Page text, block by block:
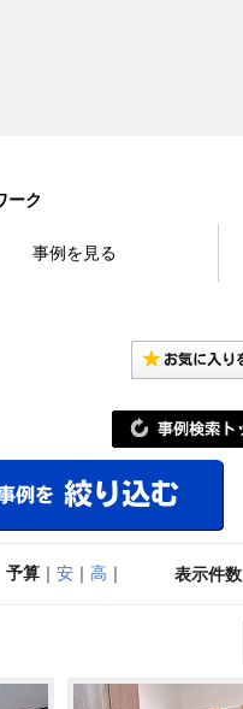
ーク
事例を見る
表示件数
予算｜ 安｜ 高 ｜